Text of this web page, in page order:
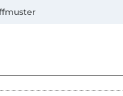
Kauf auf Rechnung,